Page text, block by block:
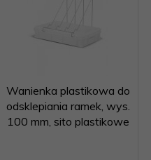
Wanienka plastikowa do
odsklepiania ramek, wys.
100 mm, sito plastikowe